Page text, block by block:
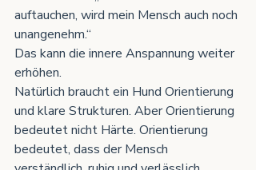
auftauchen, wird mein Mensch auch noch
unangenehm.“
Das kann die innere Anspannung weiter
erhöhen.
Natürlich braucht ein Hund Orientierung
und klare Strukturen. Aber Orientierung
bedeutet nicht Härte. Orientierung
bedeutet, dass der Mensch